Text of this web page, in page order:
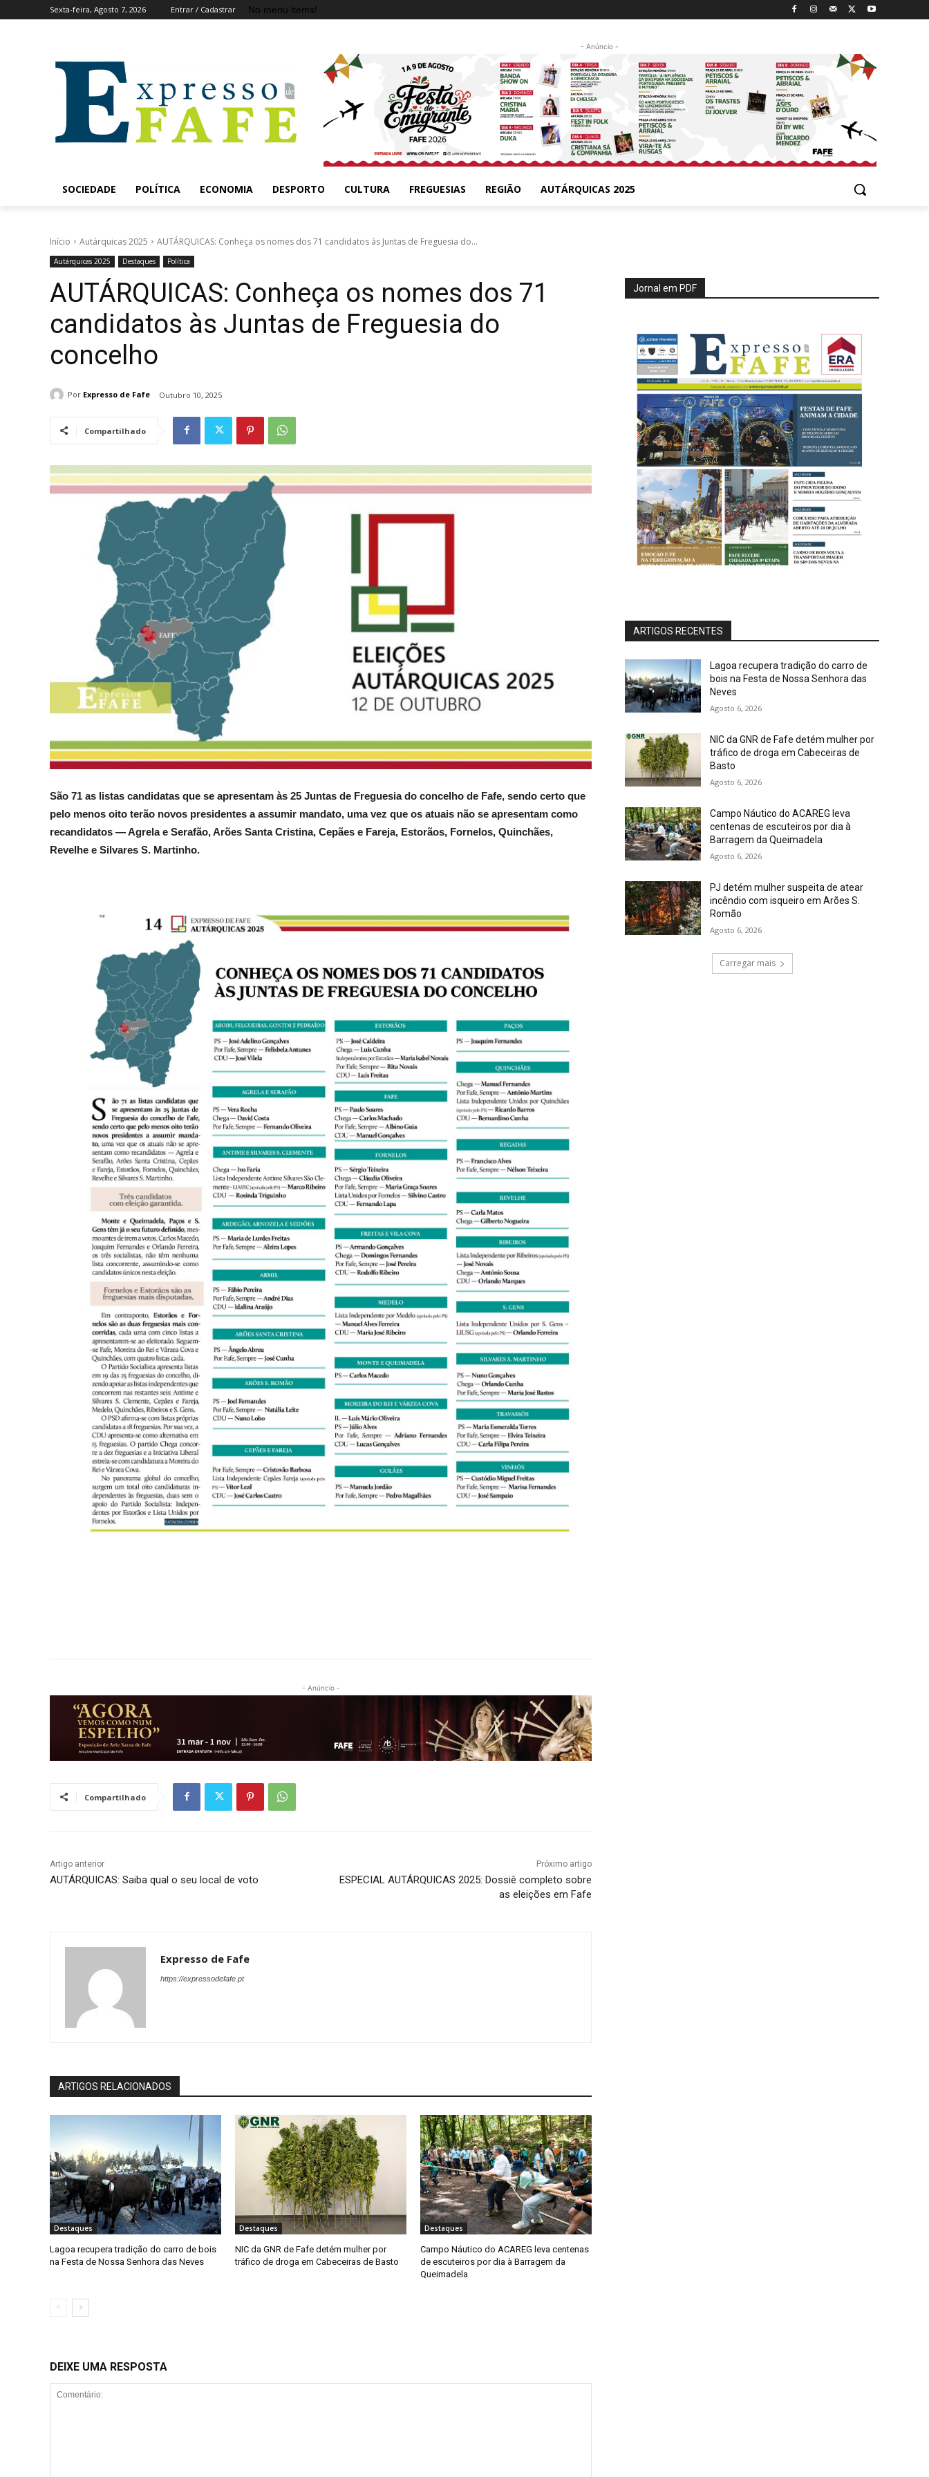
Sexta-feira, Agosto 7, 2026 Entrar / Cadastrar No menu items!
- Anúncio -
SOCIEDADE POLÍTICA ECONOMIA DESPORTO CULTURA FREGUESIAS REGIÃO AUTÁRQUICAS 2025
Início Autárquicas 2025 AUTÁRQUICAS: Conheça os nomes dos 71 candidatos às Juntas de Freguesia do...
Autárquicas 2025 Destaques Política
AUTÁRQUICAS: Conheça os nomes dos 71
candidatos às Juntas de Freguesia do
concelho
Por Expresso de Fafe Outubro 10, 2025
Compartilhado
São 71 as listas candidatas que se apresentam às 25 Juntas de Freguesia do concelho de Fafe, sendo certo que
pelo menos oito terão novos presidentes a assumir mandato, uma vez que os atuais não se apresentam como
recandidatos — Agrela e Serafão, Arões Santa Cristina, Cepães e Fareja, Estorãos, Fornelos, Quinchães,
Revelhe e Silvares S. Martinho.
- Anúncio -
Compartilhado
Artigo anterior
AUTÁRQUICAS: Saiba qual o seu local de voto
Próximo artigo
ESPECIAL AUTÁRQUICAS 2025: Dossiê completo sobre
as eleições em Fafe
Expresso de Fafe
https://expressodefafe.pt
ARTIGOS RELACIONADOS
Destaques
Lagoa recupera tradição do carro de bois
na Festa de Nossa Senhora das Neves
Destaques
NIC da GNR de Fafe detém mulher por
tráfico de droga em Cabeceiras de Basto
Destaques
Campo Náutico do ACAREG leva centenas
de escuteiros por dia à Barragem da
Queimadela
DEIXE UMA RESPOSTA
Jornal em PDF
ARTIGOS RECENTES
Lagoa recupera tradição do carro de
bois na Festa de Nossa Senhora das
Neves
Agosto 6, 2026
NIC da GNR de Fafe detém mulher por
tráfico de droga em Cabeceiras de
Basto
Agosto 6, 2026
Campo Náutico do ACAREG leva
centenas de escuteiros por dia à
Barragem da Queimadela
Agosto 6, 2026
PJ detém mulher suspeita de atear
incêndio com isqueiro em Arões S.
Romão
Agosto 6, 2026
Carregar mais